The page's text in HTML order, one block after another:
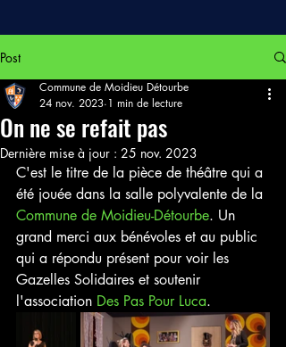
Post
On ne se refait pas
Commune de Moidieu Détourbe
24 nov. 2023 1 min de lecture
Dernière mise à jour : 25 nov. 2023
C'est le titre de la pièce de théâtre qui a
été jouée dans la salle polyvalente de la
Commune de Moidieu-Détourbe. Un
grand merci aux bénévoles et au public
qui a répondu présent pour voir les
Gazelles Solidaires et soutenir
l'association Des Pas Pour Luca.